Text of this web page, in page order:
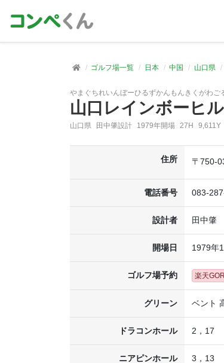
ゴルフ場一覧 日本 中国 山口県
やまぐちれいんぼーひるずかんもんきくがわご
山口レインボーヒ
山口県 田中肇設計 1979年開場 27H 9,611Y
住所 〒750-
電話番号 083-
設計者 田中肇
開場日 1979年
ゴルフ場予約 楽天
グリーン ベント
ドラコンホール 2，17
ニアピンホール 3，13